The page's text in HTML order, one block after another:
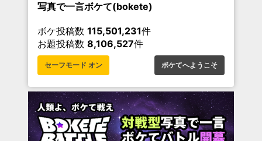
写真で一言ボケて(bokete)
ボケ投稿数 115,501,231件
お題投稿数 8,106,527件
セーフモード オン ボケてへようこそ